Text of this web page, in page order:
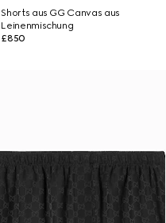
Shorts aus GG Canvas aus
Leinenmischung
£850